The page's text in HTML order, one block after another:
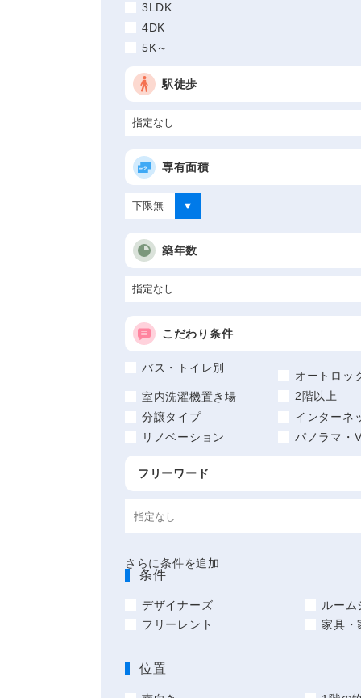
3LDK
4DK
5K～
駅徒歩
専有面積
築年数
こだわり条件
バス・トイレ別
オートロッ
室内洗濯機置き場
2階以上
分譲タイプ
インターネ
リノベーション
パノラマ・
フリーワード
さらに条件を追加
条件
デザイナーズ
ルーム
フリーレント
家具・
位置